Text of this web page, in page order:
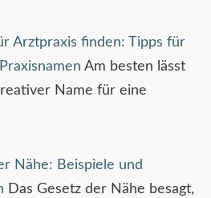
Arztpraxis finden: Tipps für
Am besten lässt
Name für eine
Nähe: Beispiele und
Das Gesetz der Nähe besagt,